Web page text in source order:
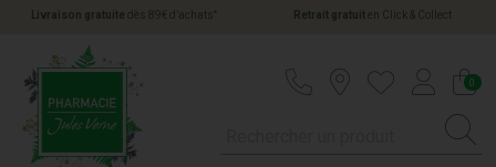
Livraison gratuite dès 89€ d’achats * Retrait gratuiten Click & Collect
0